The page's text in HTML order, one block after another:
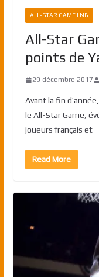
ALL-STAR GAME LNB
All-Star
points de
29 décembre 2017
Avant la fin
le All-Star Game,
joueurs français et
Read More